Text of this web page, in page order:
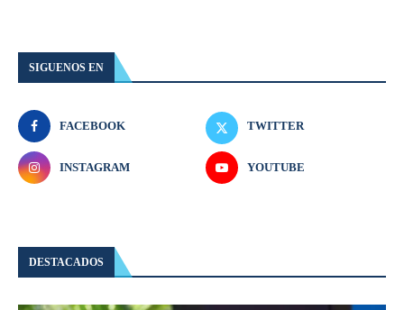
SIGUENOS EN
FACEBOOK TWITTER
INSTAGRAM YOUTUBE
DESTACADOS